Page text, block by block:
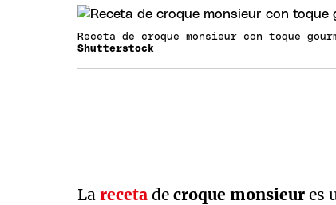
Receta de croque monsieur con toque
Shutterstock
Lareceta decroque monsieures